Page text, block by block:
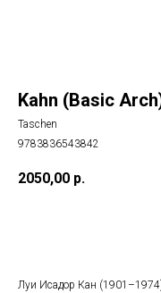
Kahn (Basic
Taschen
9783836543842
2050,00 р.
Луи Исадор Кан